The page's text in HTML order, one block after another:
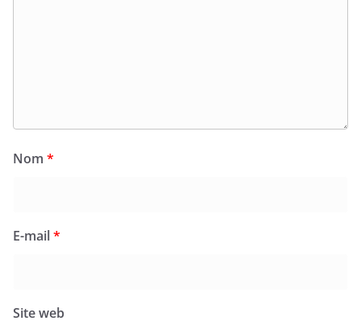
Nom *
E-mail*
Site web